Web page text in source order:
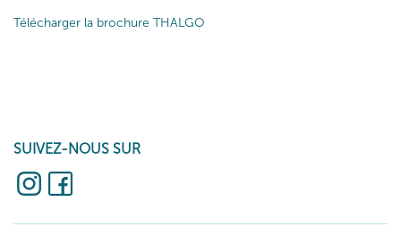
Télécharger la brochure THALGO
SUIVEZ-NOUS SUR